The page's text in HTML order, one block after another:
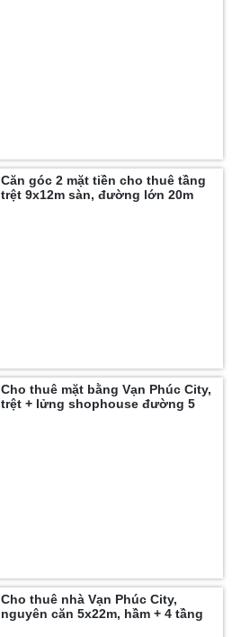
Căn góc 2 mặt tiền cho thuê tầng
trệt 9x12m sàn, đường lớn 20m
Cho thuê mặt bằng Vạn Phúc City,
trệt + lửng shophouse đường 5
Cho thuê nhà Vạn Phúc City,
nguyên căn 5x22m, hầm + 4 tầng